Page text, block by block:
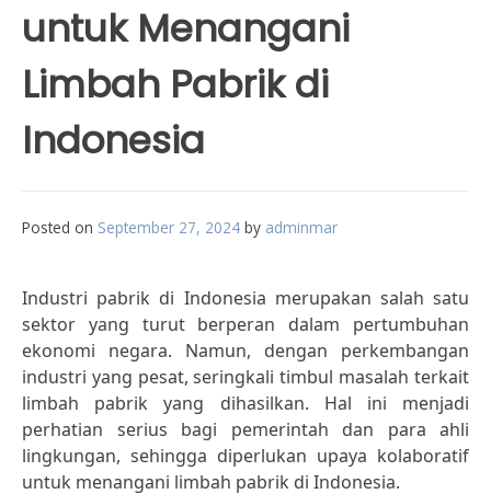
untuk Menangani
Limbah Pabrik di
Indonesia
Posted on September 27, 2024 by adminmar
Industri pabrik di Indonesia merupakan salah satu
sektor yang turut berperan dalam pertumbuhan
ekonomi negara. Namun, dengan perkembangan
industri yang pesat, seringkali timbul masalah terkait
limbah pabrik yang dihasilkan. Hal ini menjadi
perhatian serius bagi pemerintah dan para ahli
lingkungan, sehingga diperlukan upaya kolaboratif
untuk menangani limbah pabrik di Indonesia.